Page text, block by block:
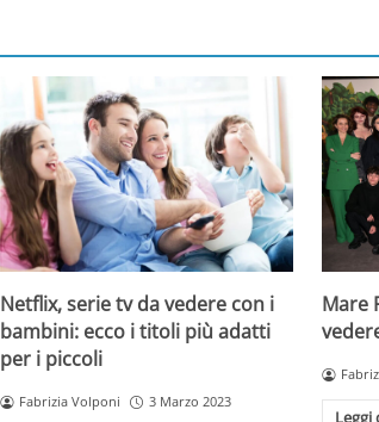
Netflix, serie tv da vedere con i
bambini: ecco i titoli più adatti
per i piccoli
Fabrizia Volponi 3 Marzo 2023
Mare
Leggi